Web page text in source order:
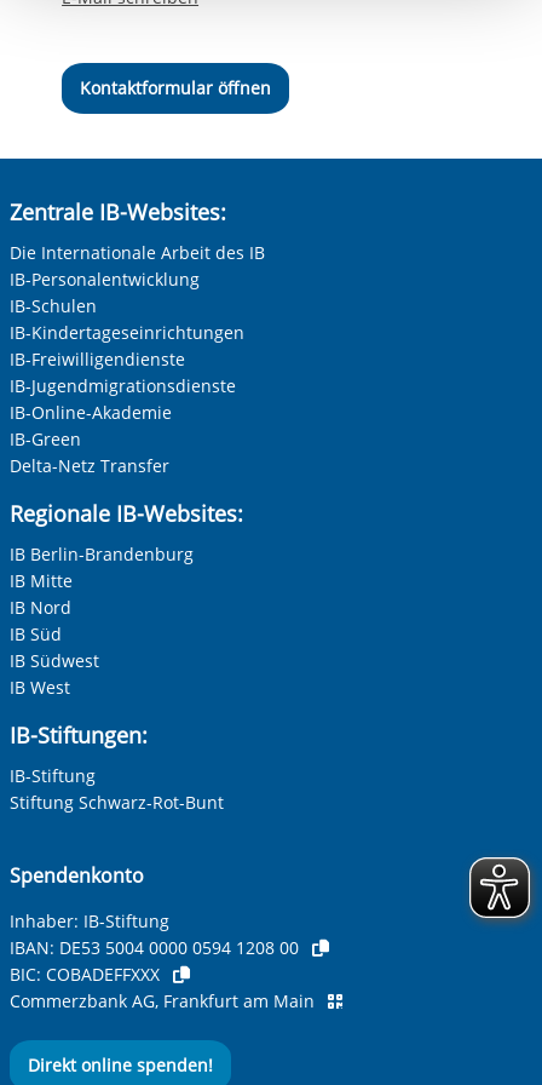
Kontaktformular öffnen
Zentrale IB-Websites:
Die Internationale Arbeit des IB
IB-Personalentwicklung
IB-Schulen
IB-Kindertageseinrichtungen
IB-Freiwilligendienste
IB-Jugendmigrationsdienste
IB-Online-Akademie
IB-Green
Delta-Netz Transfer
Regionale IB-Websites:
IB Berlin-Brandenburg
IB Mitte
IB Nord
IB Süd
IB Südwest
IB West
IB-Stiftungen:
IB-Stiftung
Stiftung Schwarz-Rot-Bunt
Spendenkonto
Inhaber: IB-Stiftung
IBAN: DE53 5004 0000 0594 1208 00
BIC: COBADEFFXXX
Commerzbank AG, Frankfurt am Main
Direkt online spenden!